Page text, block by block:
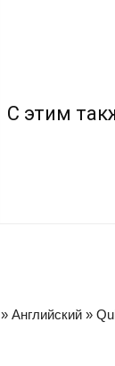
С этим
» Английский »